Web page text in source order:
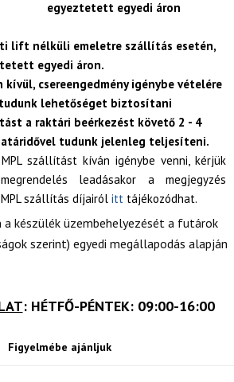
egyeztetett egyedi áron
lift nélküli emeletre szállítás esetén,
egyedi áron.
kívül, csereengedmény igénybe vételére
lehetőséget biztosítani
a raktári beérkezést követő 2 - 4
tudunk jelenleg teljesíteni.
MPL szállítást kíván igénybe venni, kérjük
leadásakor a megjegyzés
MPL szállítás díjairól itt tájékozódhat.
a készülék üzembehelyezését a futárok
szerint) egyedi megállapodás alapján
: HÉTFŐ-PÉNTEK: 09:00-16:00
Figyelmébe ajánljuk